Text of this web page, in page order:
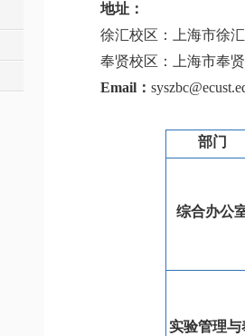
地址：
徐汇校区：上海市徐
奉贤校区：上海市奉
Email ：
部门
综合办公
实验管理与